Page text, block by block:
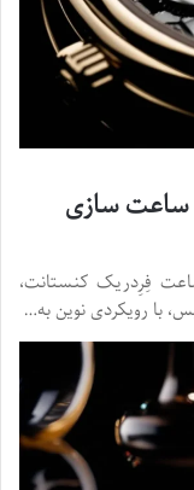
ساعت سازی
فِرِدریک کنستانت،
با رویکردی نوین به…